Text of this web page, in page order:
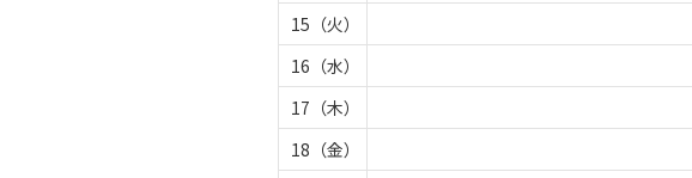
15（火）
16（水）
17（木）
18（金）